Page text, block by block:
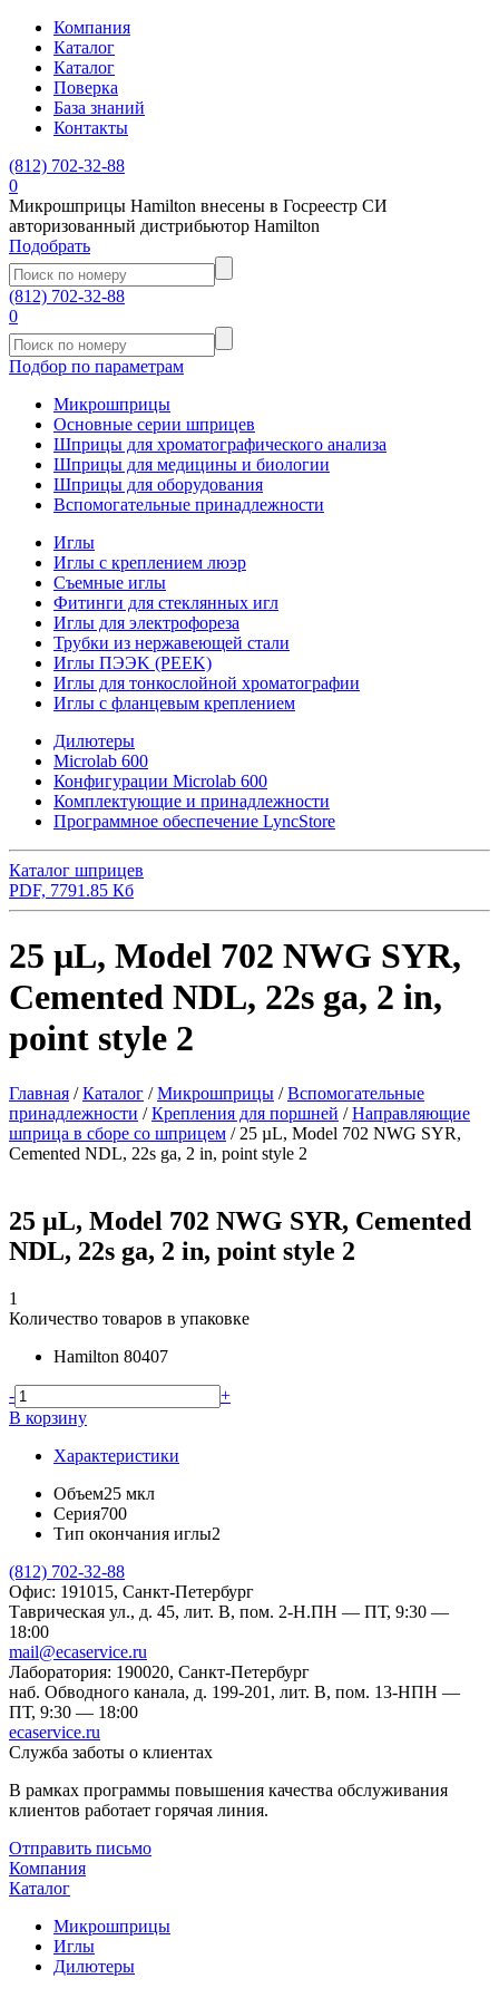
Компания
Каталог
Каталог
Поверка
База знаний
Контакты
(812) 702-32-88
0
Микрошприцы Hamilton внесены в Госреестр СИ
авторизованный дистрибьютор Hamilton
Подобрать
(812) 702-32-88
0
Подбор по параметрам
Микрошприцы
Основные серии шприцев
Шприцы для хроматографического анализа
Шприцы для медицины и биологии
Шприцы для оборудования
Вспомогательные принадлежности
Иглы
Иглы с креплением люэр
Съемные иглы
Фитинги для стеклянных игл
Иглы для электрофореза
Трубки из нержавеющей стали
Иглы ПЭЭK (PEEK)
Иглы для тонкослойной хроматографии
Иглы с фланцевым креплением
Дилютеры
Microlab 600
Конфигурации Microlab 600
Комплектующие и принадлежности
Программное обеспечение LyncStore
Каталог шприцев
PDF, 7791.85 Кб
25 µL, Model 702 NWG SYR,
Cemented NDL, 22s ga, 2 in,
point style 2
Главная /Каталог /Микрошприцы /Вспомогательные
принадлежности /Крепления для поршней /Направляющие
шприца в сборе со шприцем / 25 µL, Model 702 NWG SYR,
Cemented NDL, 22s ga, 2 in, point style 2
25 µL, Model 702 NWG SYR, Cemented
NDL, 22s ga, 2 in, point style 2
1
Количество товаров в упаковке
Hamilton 80407
-
+
В корзину
Характеристики
Объем25 мкл
Серия700
Тип окончания иглы2
(812) 702-32-88
Офис: 191015, Санкт-Петербург
Таврическая ул., д. 45, лит. В, пом. 2-Н.ПН — ПТ, 9:30 —
18:00
mail@ecaservice.ru
Лаборатория: 190020, Санкт-Петербург
наб. Обводного канала, д. 199-201, лит. В, пом. 13-НПН —
ПТ, 9:30 — 18:00
ecaservice.ru
Служба заботы о клиентах
В рамках программы повышения качества обслуживания
клиентов работает горячая линия.
Отправить письмо
Компания
Каталог
Микрошприцы
Иглы
Дилютеры